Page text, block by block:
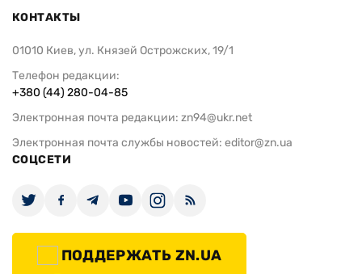
КОНТАКТЫ
01010 Киев, ул. Князей Острожских, 19/1
Телефон редакции:
+380 (44) 280-04-85
Электронная почта редакции: zn94@ukr.net
Электронная почта службы новостей: editor@zn.ua
СОЦСЕТИ
ПОДДЕРЖАТЬ ZN.UA